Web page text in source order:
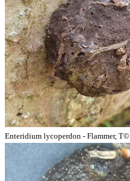
Enteridium lycoperdon - Flammer, T©